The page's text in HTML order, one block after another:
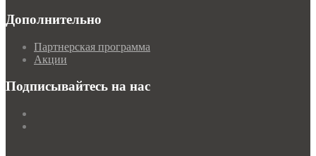
Дополнительно
Партнерская программа
Акции
Подписывайтесь на нас